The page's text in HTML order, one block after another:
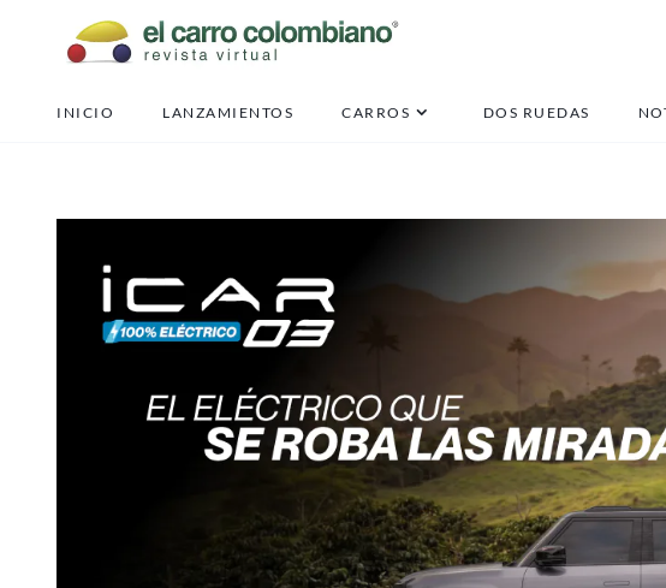
INICIO LANZAMIENTOS CARROS DOS RUEDAS